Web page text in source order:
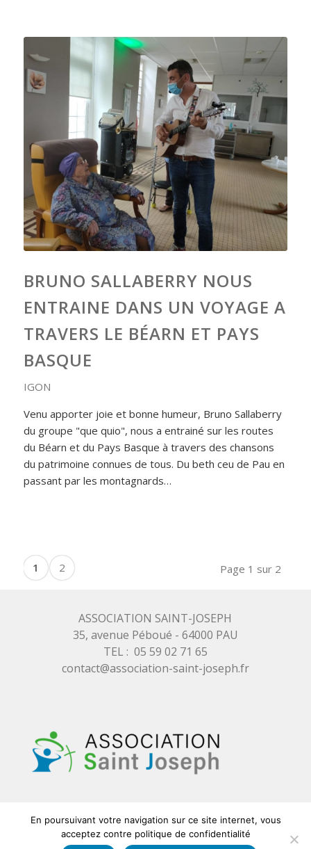
BRUNO SALLABERRY NOUS
ENTRAINE DANS UN VOYAGE A
TRAVERS LE BÉARN ET PAYS
BASQUE
IGON
Venu apporter joie et bonne humeur, Bruno Sallaberry
du groupe "que quio", nous a entrainé sur les routes
du Béarn et du Pays Basque à travers des chansons
du patrimoine connues de tous. Du beth ceu de Pau en
passant par les montagnards…
Page 1 sur 2
1 2
ASSOCIATION SAINT-JOSEPH
35, avenue Péboué - 64000 PAU
TEL : 05 59 02 71 65
contact@association-saint-joseph.fr
© 2026 ASSOCIATION SAINT JOSEPH - Réalisation et maintenance
En poursuivant votre navigation sur ce site internet, vous
acceptez contre politique de confidentialité